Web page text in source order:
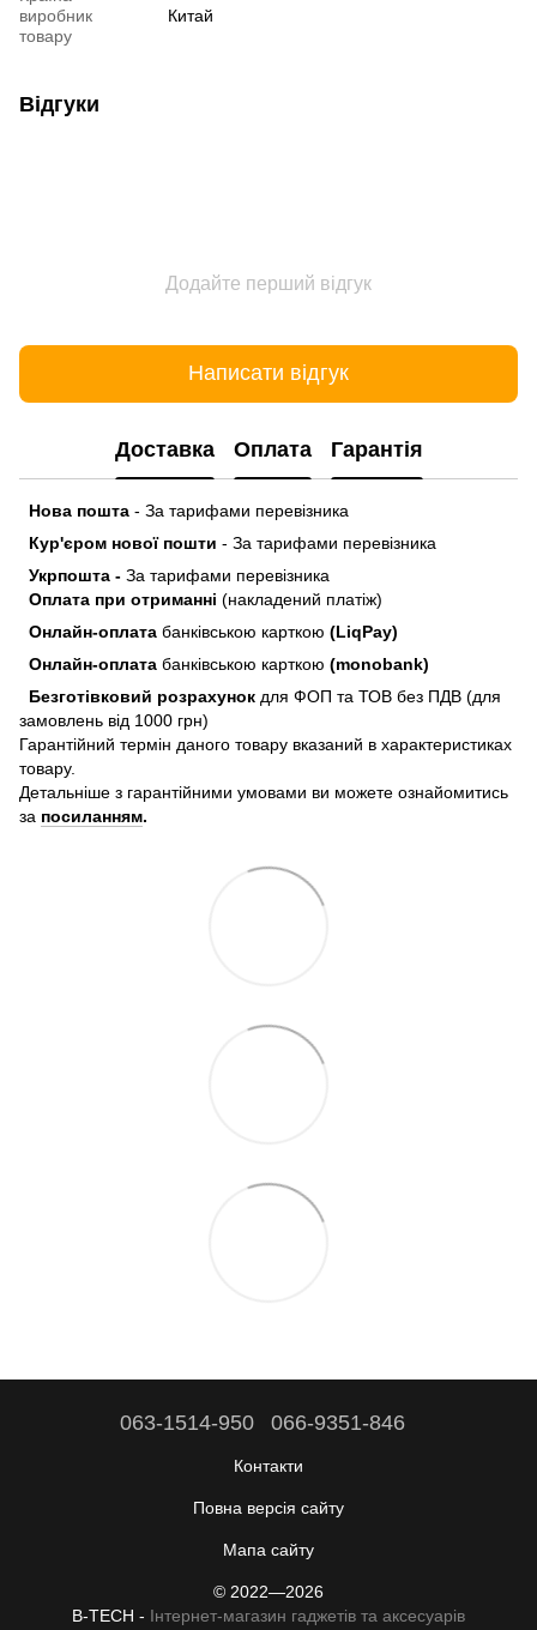
виробник
товару
Китай
Відгуки
Додайте перший відгук
Написати відгук
Доставка Оплата Гарантія
Нова пошта - За тарифами перевізника
Кур'єром нової пошти - За тарифами перевізника
Укрпошта - За тарифами перевізника
Оплата при отриманні (накладений платіж)
Онлайн-оплата банківською карткою (LiqPay)
Онлайн-оплата банківською карткою (monobank)
Безготівковий розрахунок для ФОП та ТОВ без ПДВ (для
замовлень від 1000 грн)
Гарантійний термін даного товару вказаний в характеристиках
товару.
Детальніше з гарантійними умовами ви можете ознайомитись
за посиланням.
063-1514-950 066-9351-846
Контакти
Повна версія сайту
Мапа сайту
© 2022—2026
B-TECH - Інтернет-магазин гаджетів та аксесуарів